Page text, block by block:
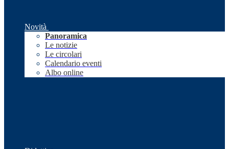
Novità
Panoramica
Le notizie
Le circolari
Calendario eventi
Albo online